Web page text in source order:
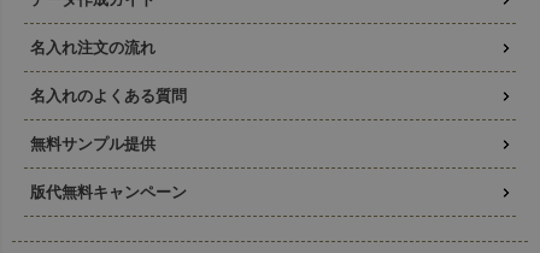
名入れ注文の流れ
名入れのよくある質問
無料サンプル提供
版代無料キャンペーン